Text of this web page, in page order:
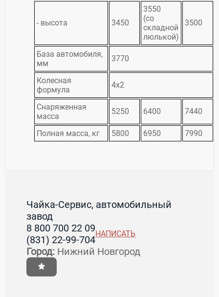
- высота 3450
3550
(со
складной
люлькой)
3500
База автомобиля,
мм
3770
Колесная
формула
4х2
Снаряженная
масса
5250 6400 7440
Полная масса, кг 5800 6950 7990
Чайка-Сервис, автомобильный
завод
8 800 700 22 09
(831) 22-99-704НАПИСАТЬ
Город: Нижний Новгород